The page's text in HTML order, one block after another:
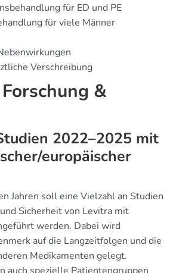
für ED und PE
für viele Männer
Verschreibung
&
2022–2025 mit
europäischer
Jahren soll eine Vielzahl an Studien
Sicherheit von Levitra mit
werden. Dabei wird
auf die Langzeitfolgen und die
Medikamenten gelegt.